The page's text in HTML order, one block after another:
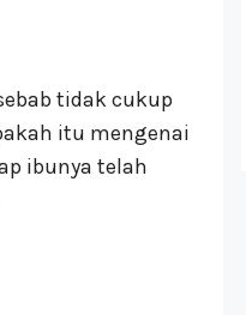
tidak cukup
itu mengenai
ibunya telah